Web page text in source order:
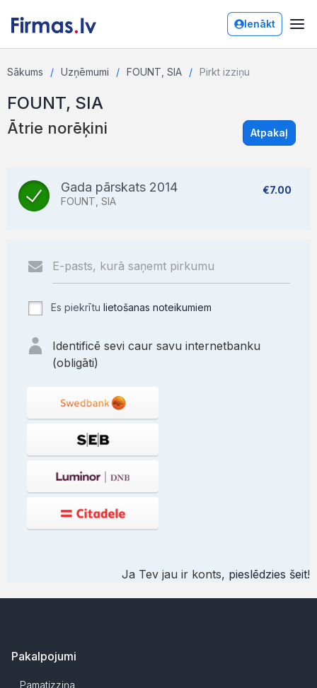
Ienākt
Sākums Uzņēmumi FOUNT, SIA Pirkt izziņu
FOUNT, SIA
Ātrie norēķini Atpakaļ
Gada pārskats 2014
FOUNT, SIA
€7.00
Es piekrītu lietošanas noteikumiem
Identificē sevi caur savu internetbanku
(obligāti)
Ja Tev jau ir konts, pieslēdzies šeit!
Pakalpojumi
Pamatizziņa